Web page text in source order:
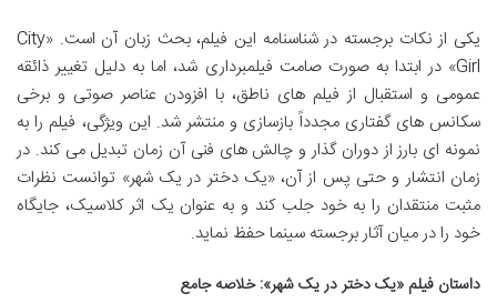
یکی از نکات برجسته در شناسنامه این فیلم، بحث زبان آن است. «City
Girl» در ابتدا به صورت صامت فیلمبرداری شد، اما به دلیل تغییر ذائقه
عمومی و استقبال از فیلم های ناطق، با افزودن عناصر صوتی و برخی
سکانس های گفتاری مجدداً بازسازی و منتشر شد. این ویژگی، فیلم را به
نمونه ای بارز از دوران گذار و چالش های فنی آن زمان تبدیل می کند. در
زمان انتشار و حتی پس از آن، «یک دختر در یک شهر» توانست نظرات
مثبت منتقدان را به خود جلب کند و به عنوان یک اثر کلاسیک، جایگاه
خود را در میان آثار برجسته سینما حفظ نماید.
داستان فیلم «یک دختر در یک شهر»: خلاصه جامع